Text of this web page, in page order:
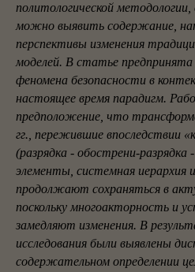
политологической
можно выявить содержание,
перспективы изменения
моделей. В статье
феномена безопасности в
настоящее время парадигм.
предположение, что
гг., пережившие впоследствии
(разрядка - обострени-разрядка
элементы, системная иерархия
продолжают сохраняться в
поскольку многоакторность и
замедляют изменения. В
исследования были выявлены
содержательном определении